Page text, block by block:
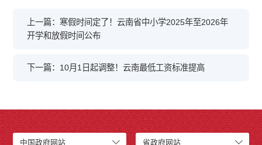
上一篇：寒假时间定了！云南省中小学2025年至2026年
开学和放假时间公布
下一篇：10月1日起调整！云南最低工资标准提高
中国政府网站 省政府网站